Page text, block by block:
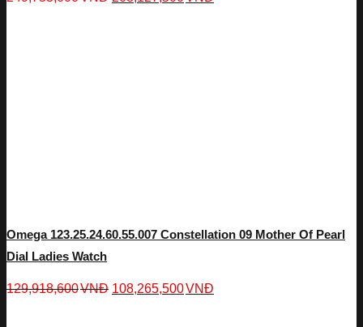
Omega 123.25.24.60.55.007 Constellation 09 Mother Of Pearl
Dial Ladies Watch
129,918,600VNĐ 108,265,500VNĐ